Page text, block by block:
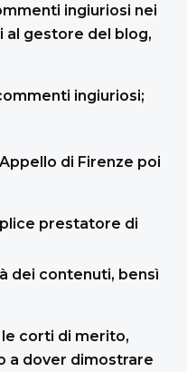
ingiuriosi nei
al gestore del blog,
ingiuriosi;
di Firenze poi
prestatore di
dei contenuti, bensì
corti di merito,
a dover dimostrare